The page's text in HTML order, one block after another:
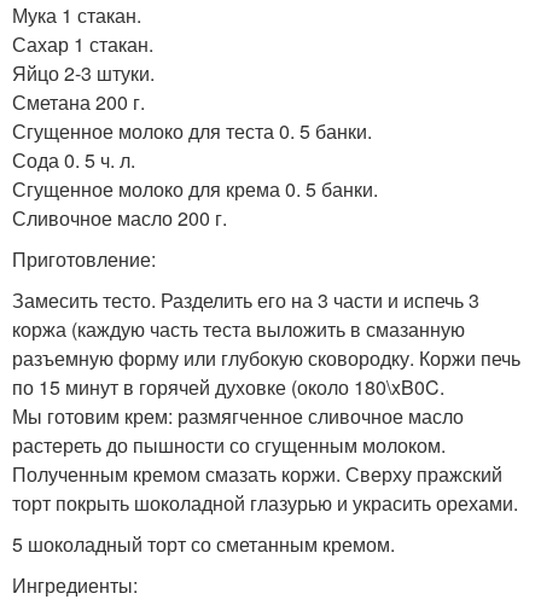
Мука 1 стакан.
Сахар 1 стакан.
Яйцо 2-3 штуки.
Сметана 200 г.
Сгущенное молоко для теста 0. 5 банки.
Сода 0. 5 ч. л.
Сгущенное молоко для крема 0. 5 банки.
Сливочное масло 200 г.
Приготовление:
Замесить тесто. Разделить его на 3 части и испечь 3
коржа (каждую часть теста выложить в смазанную
разъемную форму или глубокую сковородку. Коржи печь
по 15 минут в горячей духовке (около 180\xB0C.
Мы готовим крем: размягченное сливочное масло
растереть до пышности со сгущенным молоком.
Полученным кремом смазать коржи. Сверху пражский
торт покрыть шоколадной глазурью и украсить орехами.
5 шоколадный торт со сметанным кремом.
Ингредиенты: